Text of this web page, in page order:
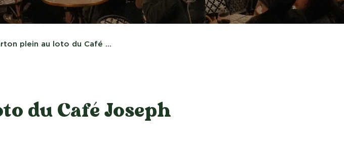
plein au loto du Café ...
du Café Joseph